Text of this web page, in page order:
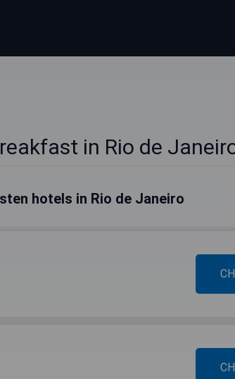
in Rio de
hotels in Rio de Janeiro